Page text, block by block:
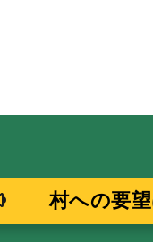
村への要